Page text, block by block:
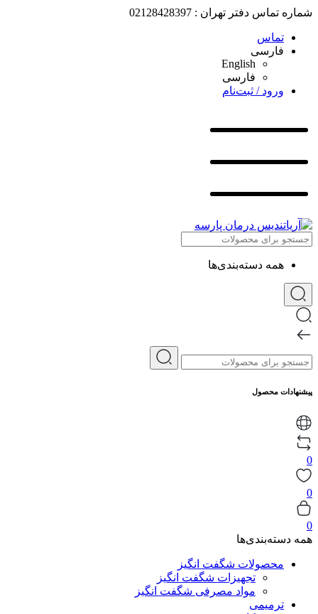
شماره تماس دفتر تهران : 02128428397
تماس
فارسی
English
فارسی
ورود / ثبت‌نام
همه دسته‌بندی‌ها
پیشنهادات محصول
0
0
0
همه دسته‌بندی‌ها
محصولات شگفت انگیز
تجهیزات شگفت انگیز
مواد مصرفی شگفت انگیز
ترمیمی